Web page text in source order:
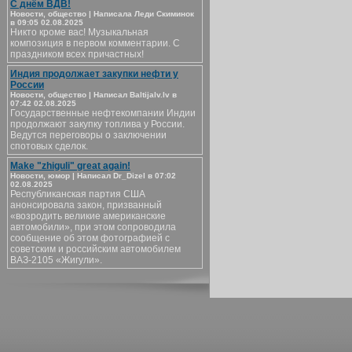
С днём ВДВ!
Новости, общество | Написала Леди Скиминок
в 09:05 02.08.2025
Никто кроме вас! Музыкальная
композиция в первом комментарии. С
праздником всех причастных!
Индия продолжает закупки нефти у
России
Новости, общество | Написал Baltijalv.lv в
07:42 02.08.2025
Государственные нефтекомпании Индии
продолжают закупку топлива у России.
Ведутся переговоры о заключении
спотовых сделок.
Make "zhiguli" great again!
Новости, юмор | Написал Dr_Dizel в 07:02
02.08.2025
Республиканская партия США
анонсировала закон, призванный
«возродить великие американские
автомобили», при этом сопроводила
сообщение об этом фотографией с
советским и российским автомобилем
ВАЗ-2105 «Жигули».